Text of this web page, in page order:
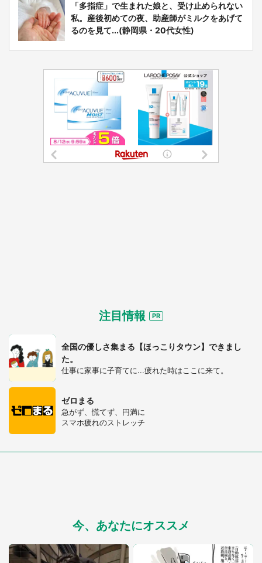
「多指症」で生まれた娘と、受け止められない
私。産後初めての夜、助産師がミルクをあげて
るのを見て...(静岡県・20代女性)
注目情報
全国の優しさ集まる【ほっこりタウン】できまし
た。
仕事に家事に子育てに...疲れた時はここに来て。
ゼロまる
急がず、慌てず、円満に
スマホ疲れのストレッチ
今、あなたにオススメ